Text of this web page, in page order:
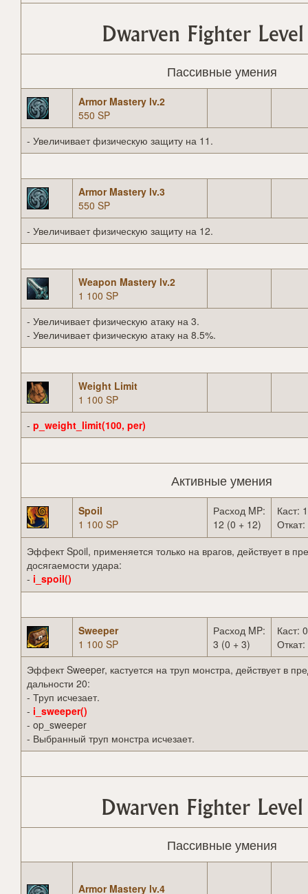
Dwarven Fighter
Пассивные умения
Armor Mastery lv.2
550 SP
- Увеличивает физическую защиту на 11.
Armor Mastery lv.3
550 SP
- Увеличивает физическую защиту на 12.
Weapon Mastery lv.2
1 100 SP
- Увеличивает физическую атаку на 3.
- Увеличивает физическую атаку на 8.5%.
Weight Limit
1 100 SP
- p_weight_limit(100, per)
Активные умения
Spoil
1 100 SP
Расход MP:
12 (0 + 12)
Каст:
Эффект Spoil, применяется только на врагов, действует в
досягаемости удара:
- i_spoil()
Sweeper
1 100 SP
Расход MP:
3 (0 + 3)
Каст:
Эффект Sweeper, кастуется на труп монстра, действует в
дальности 20:
- Труп исчезает.
- i_sweeper()
- op_sweeper
- Выбранный труп монстра исчезает.
Dwarven Fighter
Пассивные умения
Armor Mastery lv.4